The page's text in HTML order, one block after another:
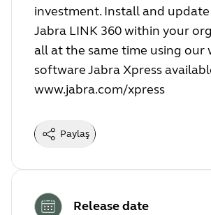
investment. Install and
Jabra LINK 360 within your
all at the same time using our
software Jabra Xpress
www.jabra.com/xpress
Paylaş
Release date